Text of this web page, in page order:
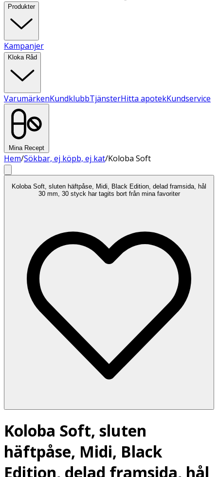
Produkter
Kampanjer
Kloka Råd
VarumärkenKundklubbTjänsterHitta apotekKundservice
Mina Recept
Hem/Sökbar, ej köpb, ej kat/Koloba Soft
Koloba Soft, sluten häftpåse, Midi, Black Edition, delad framsida, hål
30 mm, 30 styck har tagits bort från mina favoriter
Koloba Soft, sluten
häftpåse, Midi, Black
Edition, delad framsida, hål